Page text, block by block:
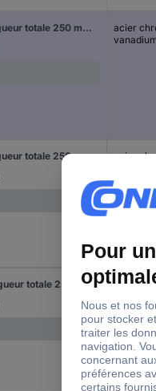
kwb 511806 Foret pour le bois 6 mm Longueur totale 250 mm 1 pc(s)
acier
kwb 511808 Foret pour le bois 8 mm Longueur totale 250 mm 1 pc(s)
acier
kwb 511810 Foret pour le bois 10 mm Longueur totale 250 mm 1 pc(s)
acier